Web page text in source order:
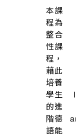
程教
材，
培養
學生
掌握
「歐
語參
考架
構」
A2級
標準